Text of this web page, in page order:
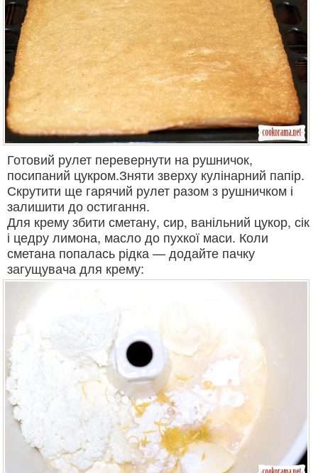
Готовий рулет перевернути на рушничок,
посипаний цукром.Зняти зверху кулінарний папір.
Скрутити ще гарячий рулет разом з рушничком і
залишити до остигання.
Для крему збити сметану, сир, ванільний цукор, сік
і цедру лимона, масло до пухкої маси. Коли
сметана попалась рідка — додайте пачку
загущувача для крему: